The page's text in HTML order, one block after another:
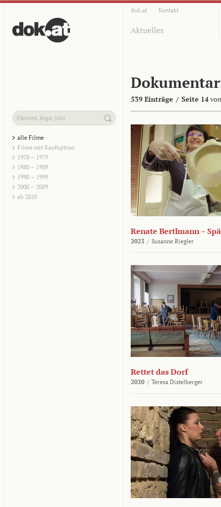
dok.at Kontakt
Aktuelles
539 Einträge / Seite 14
alle Filme
Filme mit Kaufoption
1970 – 1979
1980 – 1989
1990 – 1999
2000 – 2009
ab 2010
Renate Bertlmann –
2023 / Susanne Riegler
Rettet das Dorf
2020 / Teresa Distelberger